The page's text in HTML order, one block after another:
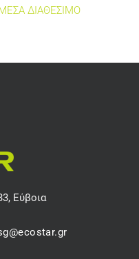
ΔΙΑΘΕΣΙΜΟ
Εύβοια